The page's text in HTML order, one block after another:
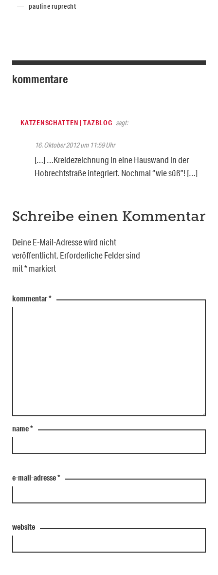
pauline ruprecht
kommentare
KATZENSCHATTEN | TAZBLOG sagt:
16. Oktober 2012 um 11:59 Uhr
[…] …Kreidezeichnung in eine Hauswand in der
Hobrechtstraße integriert. Nochmal “wie süß”! […]
Schreibe einen Kommentar
Deine E-Mail-Adresse wird nicht
veröffentlicht. Erforderliche Felder sind
mit*markiert
kommentar*
name*
e-mail-adresse*
website